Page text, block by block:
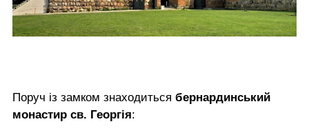
Поруч із замком знаходиться бернардинський
монастир св. Георгія: